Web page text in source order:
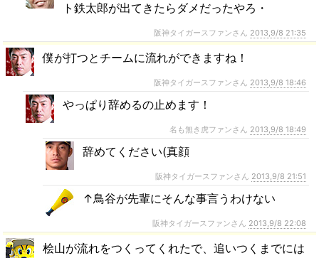
ト鉄太郎が出てきたらダメだったやろ・
阪神タイガースファンさん 2013,9/8 21:35
僕が打つとチームに流れができますね！
阪神タイガースファンさん 2013,9/8 18:46
やっぱり辞めるの止めます！
名も無き虎ファンさん 2013,9/8 18:49
辞めてください(真顔
阪神タイガースファンさん 2013,9/8 21:51
↑鳥谷が先輩にそんな事言うわけない
阪神タイガースファンさん 2013,9/8 22:08
桧山が流れをつくってくれたで、追いつくまでには